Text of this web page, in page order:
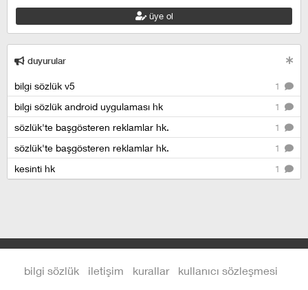
üye ol
duyurular
1
bilgi sözlük v5
1
bilgi sözlük android uygulaması hk
1
sözlük'te başgösteren reklamlar hk.
1
sözlük'te başgösteren reklamlar hk.
1
kesinti hk
bilgi sözlük iletişim kurallar kullanıcı sözleşmesi